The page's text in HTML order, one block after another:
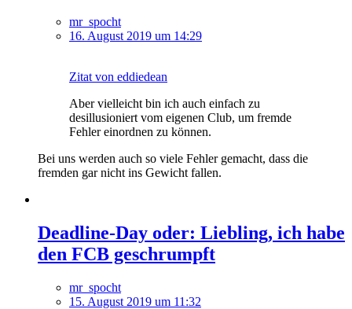
mr_spocht
16. August 2019 um 14:29
Zitat von eddiedean
Aber vielleicht bin ich auch einfach zu
desillusioniert vom eigenen Club, um fremde
Fehler einordnen zu können.
Bei uns werden auch so viele Fehler gemacht, dass die
fremden gar nicht ins Gewicht fallen.
Deadline-Day oder: Liebling, ich habe
den FCB geschrumpft
mr_spocht
15. August 2019 um 11:32